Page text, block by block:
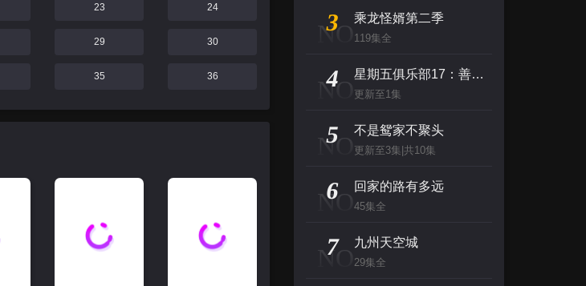
名侦探柯南（日语）
百变的七仓同学
主演：早见沙织,冈本信彦
23 24
29 30
35 36
NO
3 乘龙怪婿第二季
119集全
NO
4 星期五俱乐部17：善良赢得人心
更新至1集
NO
5 不是鸳家不聚头
更新至3集|共10集
NO
6 回家的路有多远
45集全
NO
7 九州天空城
29集全